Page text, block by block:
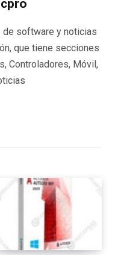
software y noticias
que tiene secciones
Controladores, Móvil,